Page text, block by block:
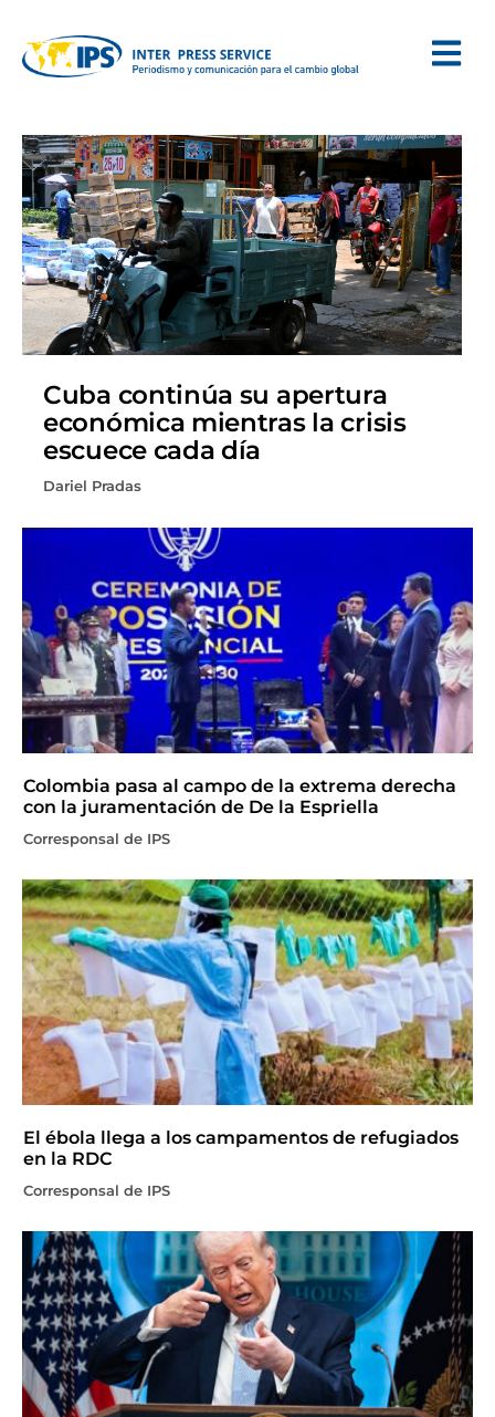
Cuba continúa su apertura
económica mientras la crisis
escuece cada día
Dariel Pradas
Colombia pasa al campo de la extrema derecha
con la juramentación de De la Espriella
Corresponsal de IPS
El ébola llega a los campamentos de refugiados
en la RDC
Corresponsal de IPS